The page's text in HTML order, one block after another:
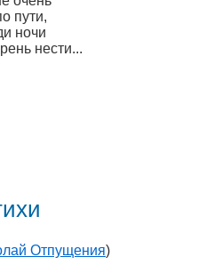
пути,
ночи
нести...
Отпущения)